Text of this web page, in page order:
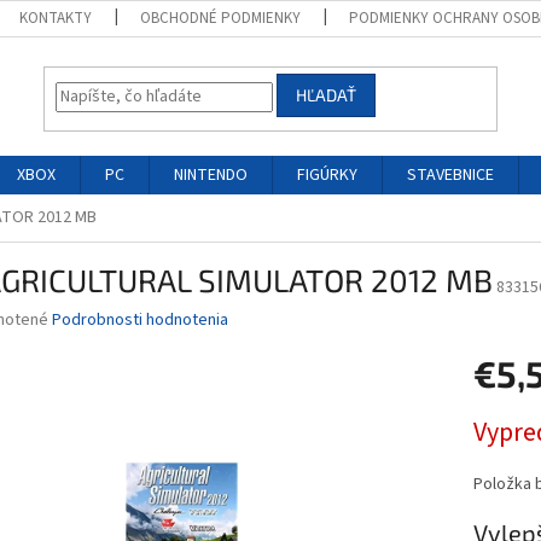
KONTAKTY OBCHODNÉ PODMIENKY PODMIENKY OCHRANY
HĽADAŤ
XBOX PC NINTENDO FIGÚRKY STAVEBNICE
2012 MB
SIMULATOR 2012 MB
Podrobnosti hodnotenia
cena:
Položka